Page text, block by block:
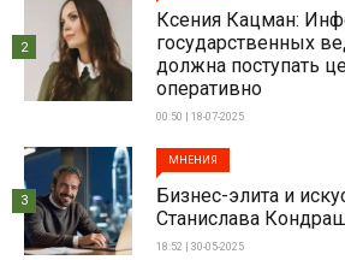
Ксения Кацман:
государственных
должна поступать
оперативно
00:50 | 18-07-2025
2
МНЕНИЯ
Бизнес-элита и
Станислава
18:52 | 30-05-2025
3